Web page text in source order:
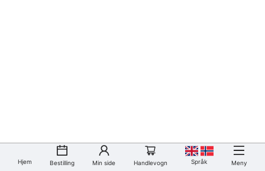
Hjem Bestilling Min side Handlevogn Språk Meny